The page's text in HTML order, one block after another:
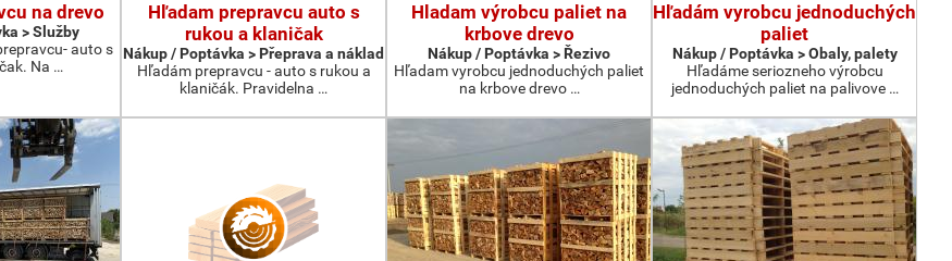
na drevo
> Služby
auto s
Na …
Hľadam prepravcu auto s
rukou a klaničak
Nákup / Poptávka > Přeprava a náklad
Hľadám prepravcu - auto s rukou a
klaničák. Pravidelna …
Hladam výrobcu paliet na
krbove drevo
Nákup / Poptávka > Řezivo
Hľadam vyrobcu jednoduchých paliet
na krbove drevo …
Hľadám vyrobcu jednoduchých
paliet
Nákup / Poptávka > Obaly, palety
Hľadáme seriozneho výrobcu
jednoduchých paliet na palivove …